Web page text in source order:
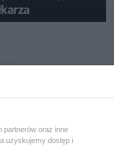
partnerów oraz inne
uzyskujemy dostęp i